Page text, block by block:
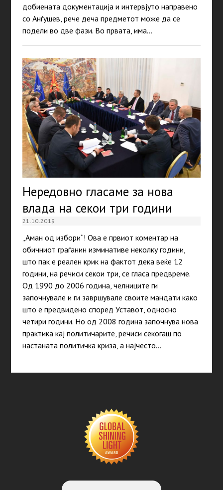
добиената документација и интервјуто направено
со Анѓушев, рече деча предметот може да се
подели во две фази. Во првата, има…
Нередовно гласаме за нова
влада на секои три години
21.10.2019
„Аман од избори“! Ова е првиот коментар на
обичниот граѓанин изминативе неколку години,
што пак е реален крик на фактот дека веќе 12
години, на речиси секои три, се гласа предвреме.
Од 1990 до 2006 година, челниците ги
започнувале и ги завршувале своите мандати како
што е предвидено според Уставот, односно
четири години. Но од 2008 година започнува нова
практика кај политичарите, речиси секогаш по
настаната политичка криза, а најчесто…